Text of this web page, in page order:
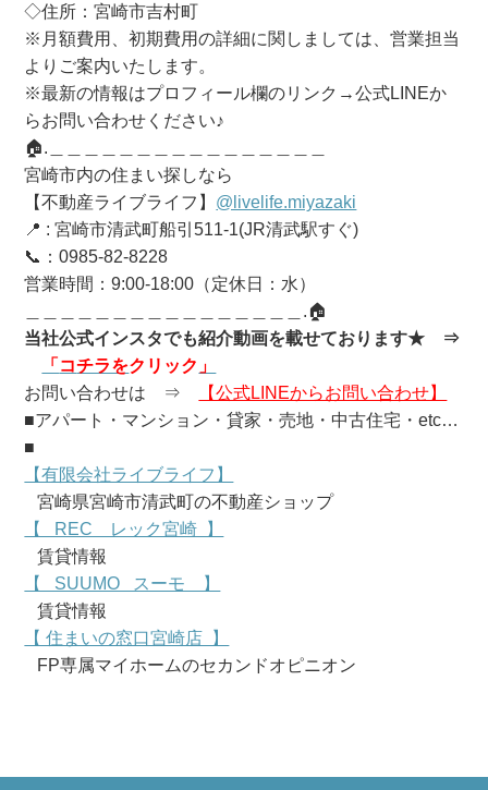
◇住所：宮崎市吉村町
※月額費用、初期費用の詳細に関しましては、営業担当
よりご案内いたします。
※最新の情報はプロフィール欄のリンク→公式LINEか
らお問い合わせください♪
🏠.＿＿＿＿＿＿＿＿＿＿＿＿＿＿＿＿
宮崎市内の住まい探しなら
【不動産ライブライフ】 @livelife.miyazaki
📍 : 宮崎市清武町船引511-1(JR清武駅すぐ)
📞：0985-82-8228
営業時間：9:00-18:00（定休日：水）
＿＿＿＿＿＿＿＿＿＿＿＿＿＿＿＿.🏠
当社公式インスタでも紹介動画を載せております★ ⇒
「 コチラをクリック 」
お問い合わせは ⇒
【公式LINEからお問い合わせ】
■アパート・マンション・貸家・売地・中古住宅・etc…
■
【有限会社ライブライフ】
宮崎県宮崎市清武町の不動産ショップ
【 REC レック宮崎 】
賃貸情報
【 SUUMO スーモ 】
賃貸情報
【 住まいの窓口宮崎店 】
FP専属マイホームのセカンドオピニオン